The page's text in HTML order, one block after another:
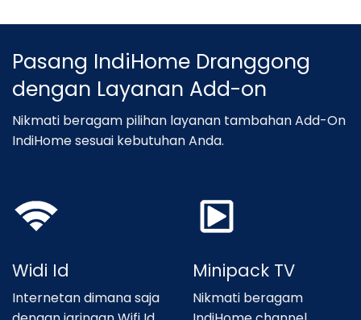
Pasang IndiHome Dranggong
dengan Layanan Add-on
Nikmati beragam pilihan layanan tambahan Add-On
IndiHome sesuai kebutuhan Anda.
Widi Id
Internetan dimana saja
Minipack TV
Nikmati beragam